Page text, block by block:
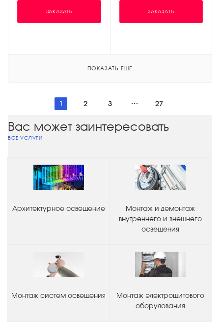
ЗАКАЗАТЬ ЗАКАЗАТЬ
ПОКАЗАТЬ ЕЩЕ
1 2 3 27
Вас может заинтересовать
ВСЕ УСЛУГИ
Архитектурное освещение
Монтаж и демонтаж
внутреннего и внешнего
освещения
Монтаж систем освещения
Монтаж электрощитового
оборудования